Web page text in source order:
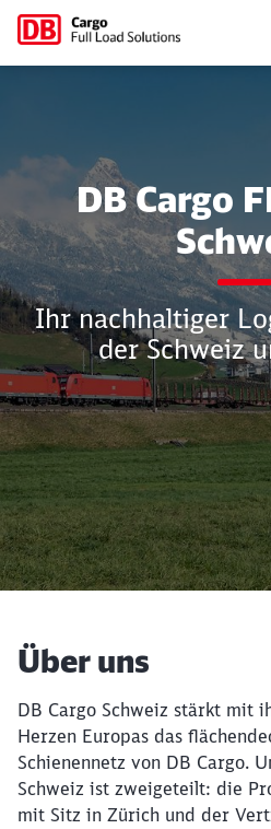
DB Cargo
Ihr nachhaltiger
der Schweiz
Über uns
DB Cargo Schweiz stärkt mit
Herzen Europas das
Schienennetz von DB Cargo.
Schweiz ist zweigeteilt: die
mit Sitz in Zürich und der